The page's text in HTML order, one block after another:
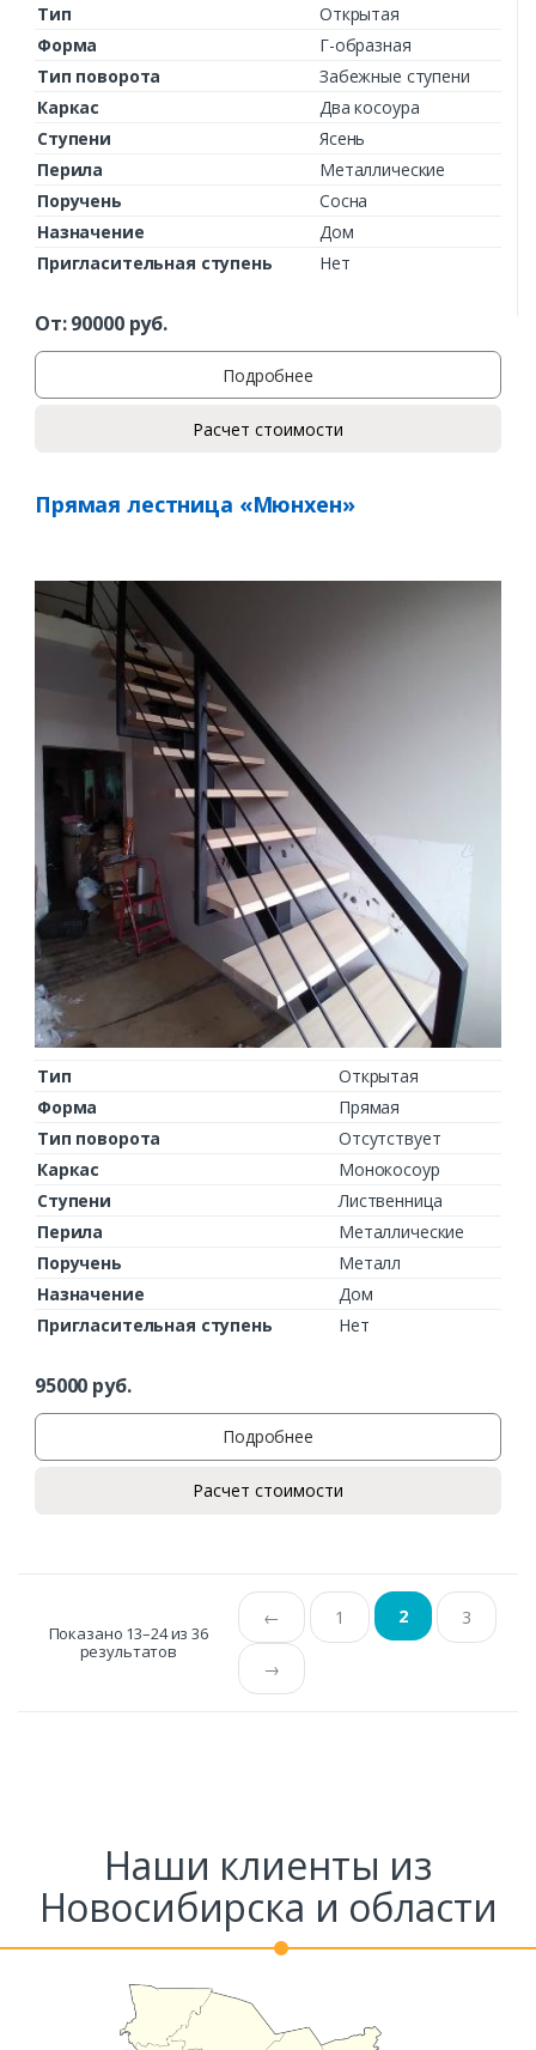
Тип
Открытая
Форма
Г-образная
Тип поворота
Забежные ступени
Каркас
Два косоура
Ступени
Ясень
Перила
Металлические
Поручень
Сосна
Назначение
Дом
Пригласительная ступень
Нет
От:90000руб.
Подробнее
Расчет стоимости
Прямая лестница «Мюнхен»
Тип
Открытая
Форма
Прямая
Тип поворота
Отсутствует
Каркас
Монокосоур
Ступени
Лиственница
Перила
Металлические
Поручень
Металл
Назначение
Дом
Пригласительная ступень
Нет
95000 руб.
Подробнее
Расчет стоимости
Показано 13–24 из 36
результатов
← 1 2 3
→
Наши клиенты из
Новосибирска и области